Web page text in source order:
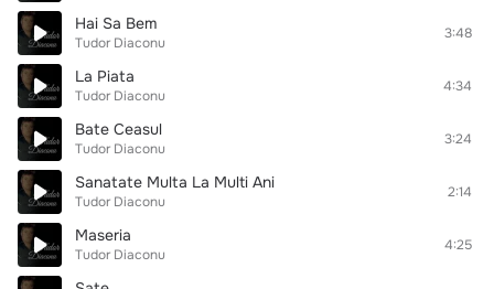
Hai Sa Bem
Tudor Diaconu
3:48
La Piata
Tudor Diaconu
4:34
Bate Ceasul
Tudor Diaconu
3:24
Sanatate Multa La Multi Ani
Tudor Diaconu
2:14
Maseria
Tudor Diaconu
4:25